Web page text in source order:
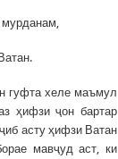
гуфта хеле маъмул
ҳифзи ҷон бартар
асту ҳифзи Ватан
мавҷуд аст, ки